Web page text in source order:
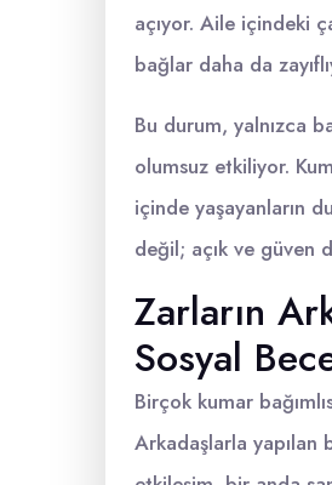
açıyor. Aile içindeki
bağlar daha da
Bu durum, yalnızca
olumsuz etkiliyor.
içinde yaşayanların
değil; açık ve güven
Zarların
Sosyal
Birçok kumar
Arkadaşlarla yapılan